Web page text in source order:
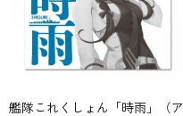
艦隊これくしょん「時雨」（ア